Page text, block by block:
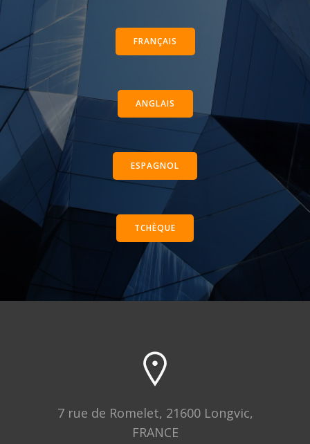
FRANÇAIS
ANGLAIS
ESPAGNOL
TCHÈQUE
7 rue de Romelet, 21600 Longvic,
FRANCE